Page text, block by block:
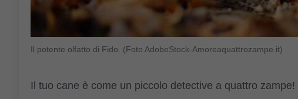
Il potente olfatto di Fido. (Foto AdobeStock-Amoreaquattrozampe.it)
Il tuo cane è come un piccolo detective a quattro zampe!